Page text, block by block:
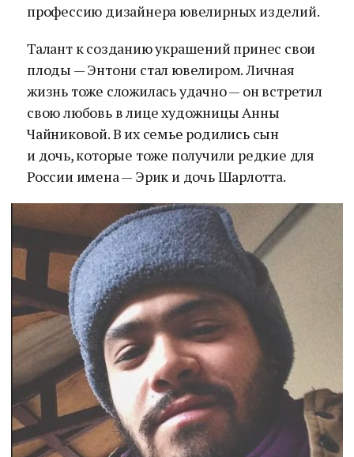
профессию дизайнера ювелирных изделий.
Талант к созданию украшений принес свои
плоды — Энтони стал ювелиром. Личная
жизнь тоже сложилась удачно — он встретил
свою любовь в лице художницы Анны
Чайниковой. В их семье родились сын
и дочь, которые тоже получили редкие для
России имена — Эрик и дочь Шарлотта.